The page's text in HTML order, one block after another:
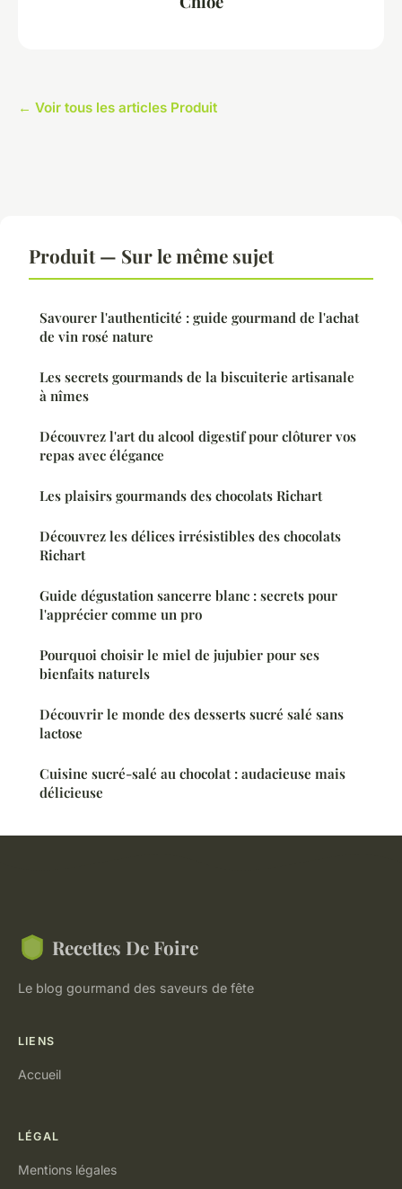
← Voir tous les articles Produit
Produit — Sur le même sujet
Savourer l'authenticité : guide gourmand de l'achat
de vin rosé nature
Les secrets gourmands de la biscuiterie artisanale
à nîmes
Découvrez l'art du alcool digestif pour clôturer vos
repas avec élégance
Les plaisirs gourmands des chocolats Richart
Découvrez les délices irrésistibles des chocolats
Richart
Guide dégustation sancerre blanc : secrets pour
l'apprécier comme un pro
Pourquoi choisir le miel de jujubier pour ses
bienfaits naturels
Découvrir le monde des desserts sucré salé sans
lactose
Cuisine sucré-salé au chocolat : audacieuse mais
délicieuse
Recettes De Foire
Le blog gourmand des saveurs de fête
LIENS
Accueil
LÉGAL
Mentions légales